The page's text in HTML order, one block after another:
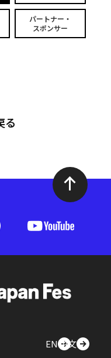
パートナー・
スポンサー
る
EN中文